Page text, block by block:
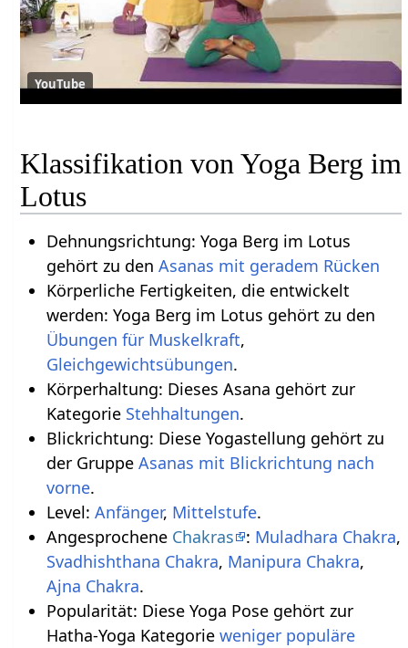
YouTube
Klassifikation von Yoga Berg im
Lotus
Dehnungsrichtung: Yoga Berg im Lotus
gehört zu den Asanas mit geradem Rücken
Körperliche Fertigkeiten, die entwickelt
werden: Yoga Berg im Lotus gehört zu den
Übungen für Muskelkraft,
Gleichgewichtsübungen.
Körperhaltung: Dieses Asana gehört zur
Kategorie Stehhaltungen.
Blickrichtung: Diese Yogastellung gehört zu
der Gruppe Asanas mit Blickrichtung nach
vorne.
Level: Anfänger, Mittelstufe.
Angesprochene Chakras : Muladhara Chakra,
Svadhishthana Chakra, Manipura Chakra,
Ajna Chakra.
Popularität: Diese Yoga Pose gehört zur
Hatha-Yoga Kategorie weniger populäre